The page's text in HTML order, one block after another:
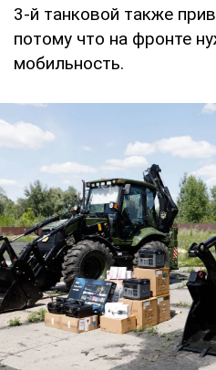
3-й танковой также
потому что на фронте
мобильность.